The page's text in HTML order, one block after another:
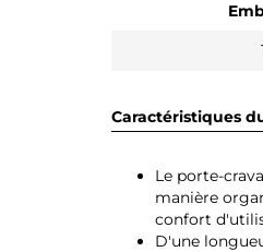
Caractéristiques
Le porte-
manière
confort
D'une